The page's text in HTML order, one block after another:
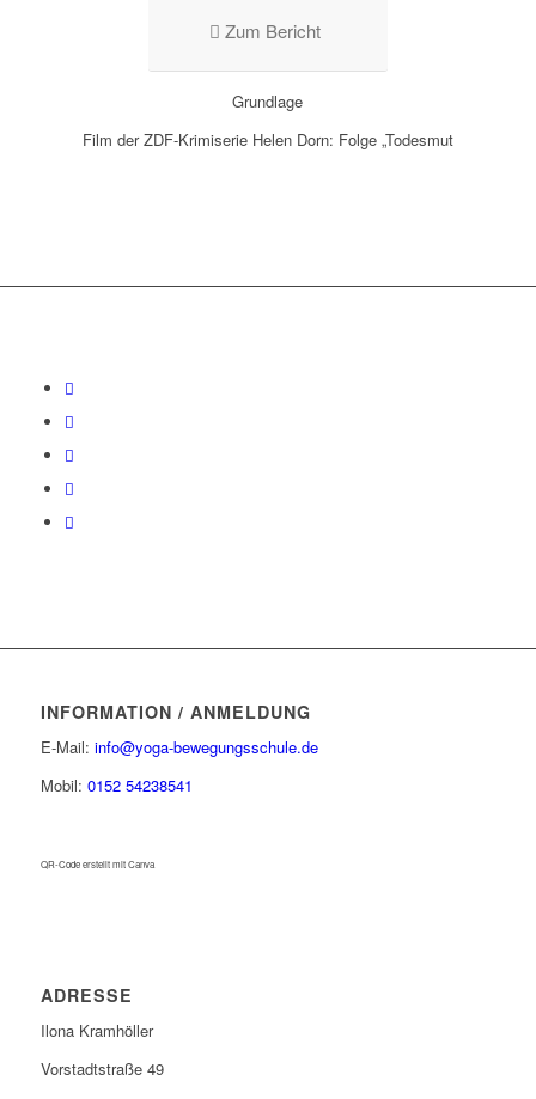
Zum Bericht
Grundlage
Film der ZDF-Krimiserie Helen Dorn: Folge „Todesmut
INFORMATION / ANMELDUNG
E-Mail: info@yoga-bewegungsschule.de
Mobil: 0152 54238541
QR-Code erstellt mit Canva
ADRESSE
Ilona Kramhöller
Vorstadtstraße 49